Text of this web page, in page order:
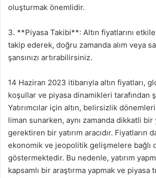
oluşturmak önemlidir.
3. **Piyasa Takibi**: Altın fiyatlarını
takip ederek, doğru zamanda alım veya
şansınızı artırabilirsiniz.
14 Haziran 2023 itibarıyla altın fiyatları,
koşullar ve piyasa dinamikleri tarafından
Yatırımcılar için altın, belirsizlik
liman sunarken, aynı zamanda dikkatli bir
gerektiren bir yatırım aracıdır. Fiyatların
ekonomik ve jeopolitik gelişmelere bağlı
göstermektedir. Bu nedenle, yatırım
kapsamlı bir araştırma yapmak ve